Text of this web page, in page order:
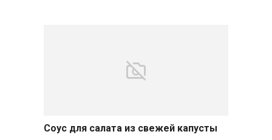
Соус для салата из свежей капусты